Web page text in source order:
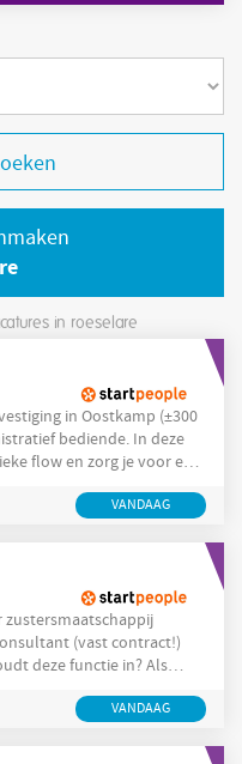
in roeselare
bediende. In deze
flow en zorg je voor een
processen binnen de
VANDAAG
(vast contract!)
Customer Support, Logistic
VANDAAG